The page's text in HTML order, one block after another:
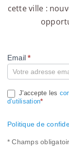
cette ville :
Compte
Email*
J'accepte les
d’utilisation*
Politique de
* Champs